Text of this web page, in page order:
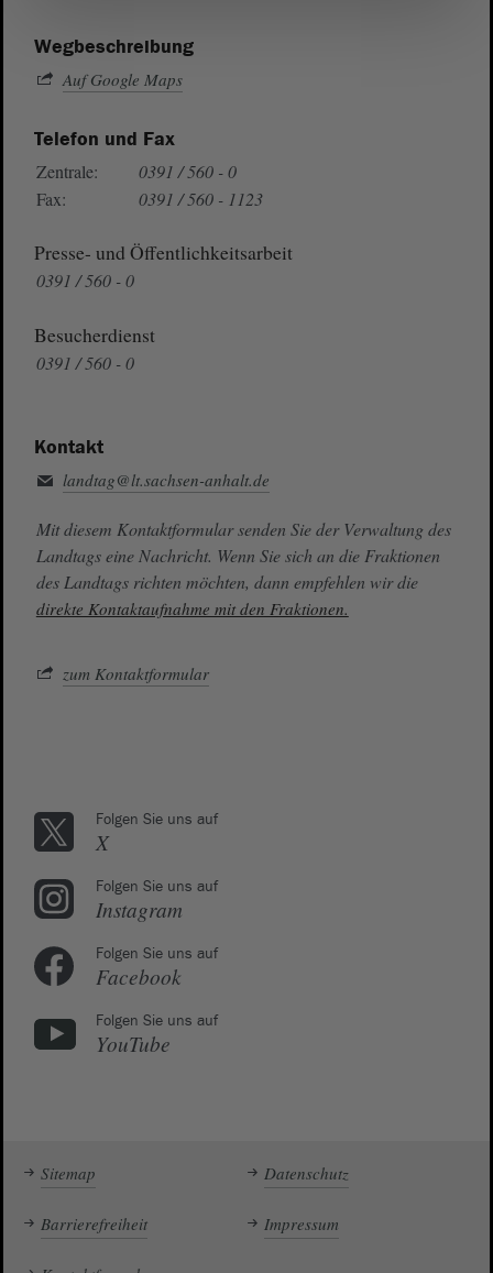
Wegbeschreibung
Auf Google Maps
Telefon und Fax
Zentrale:
0391 / 560 - 0
Fax:
0391 / 560 - 1123
Presse- und Öffentlichkeitsarbeit
0391 / 560 - 0
Besucherdienst
0391 / 560 - 0
Kontakt
landtag@lt.sachsen-anhalt.de
Mit diesem Kontaktformular senden Sie der Verwaltung des
Landtags eine Nachricht. Wenn Sie sich an die Fraktionen
des Landtags richten möchten, dann empfehlen wir die
direkte Kontaktaufnahme mit den Fraktionen.
zum Kontaktformular
Folgen Sie uns auf
X
Folgen Sie uns auf
Instagram
Folgen Sie uns auf
Facebook
Folgen Sie uns auf
YouTube
Sitemap Datenschutz
Barrierefreiheit Impressum